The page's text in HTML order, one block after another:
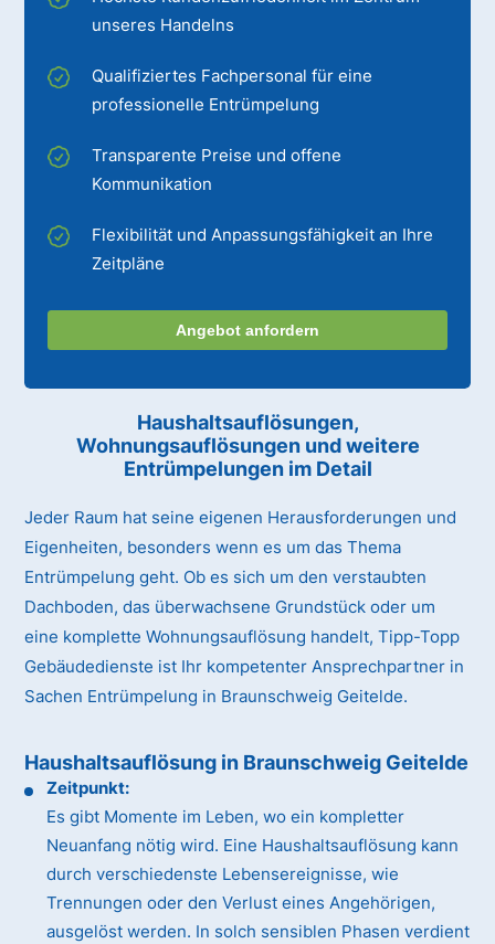
unseres Handelns
Qualifiziertes Fachpersonal für eine
professionelle Entrümpelung
Transparente Preise und offene
Kommunikation
Flexibilität und Anpassungsfähigkeit an Ihre
Zeitpläne
Angebot anfordern
Haushaltsauflösungen,
Wohnungsauflösungen und weitere
Entrümpelungen im Detail
Jeder Raum hat seine eigenen Herausforderungen und
Eigenheiten, besonders wenn es um das Thema
Entrümpelung geht. Ob es sich um den verstaubten
Dachboden, das überwachsene Grundstück oder um
eine komplette Wohnungsauflösung handelt, Tipp-Topp
Gebäudedienste ist Ihr kompetenter Ansprechpartner in
Sachen Entrümpelung in Braunschweig Geitelde.
Haushaltsauflösung in Braunschweig Geitelde
Zeitpunkt:
Es gibt Momente im Leben, wo ein kompletter
Neuanfang nötig wird. Eine Haushaltsauflösung kann
durch verschiedenste Lebensereignisse, wie
Trennungen oder den Verlust eines Angehörigen,
ausgelöst werden. In solch sensiblen Phasen verdient